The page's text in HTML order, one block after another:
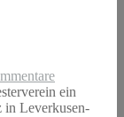
ein
in Leverkusen-